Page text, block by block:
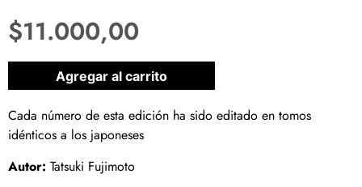
$11.000,00
1 disponibles
Agregar al carrito
Cada número de esta edición ha sido editado en tomos
idénticos a los japoneses
Autor: Tatsuki Fujimoto